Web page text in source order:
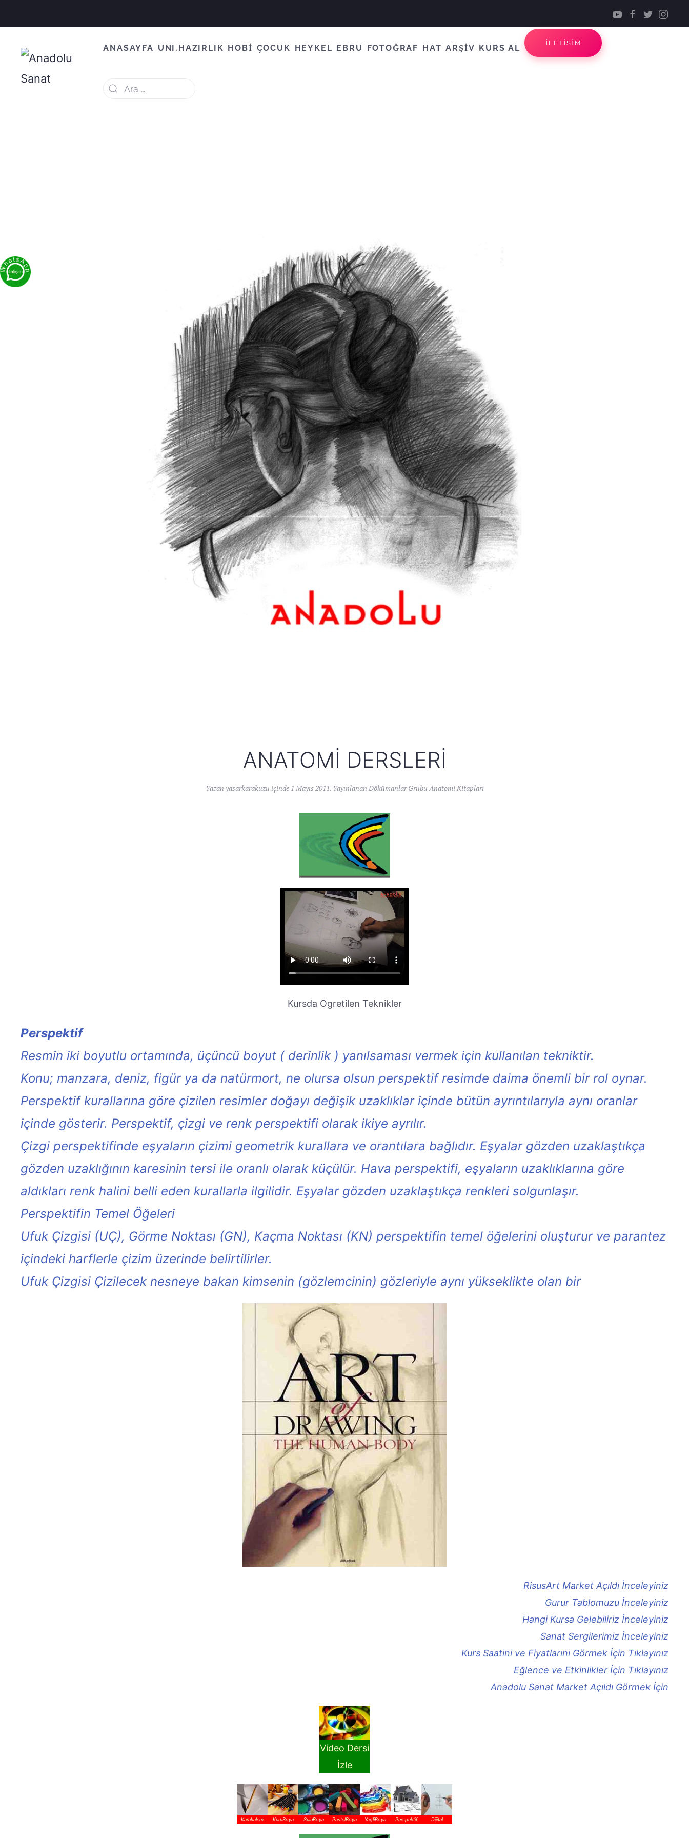
ANASAYFA UNI.HAZIRLIK HOBİ ÇOCUK HEYKEL EBRU FOTOĞRAF HAT ARŞİV KURS AL
İLETİSİM
ANATOMI DERSLERI
Yazan yasarkarakuzu içinde 1 Mayıs 2011. Yayınlanan Dökümanlar Grubu Anatomi Kitapları
Kursda Ogretilen Teknikler
Perspektif
Resmin iki boyutlu ortamında, üçüncü boyut ( derinlik ) yanılsaması vermek için kullanılan tekniktir.
Konu; manzara, deniz, figür ya da natürmort, ne olursa olsun perspektif resimde daima önemli bir rol oynar.
Perspektif kurallarına göre çizilen resimler doğayı değişik uzaklıklar içinde bütün ayrıntılarıyla aynı oranlar
içinde gösterir. Perspektif, çizgi ve renk perspektifi olarak ikiye ayrılır.
Çizgi perspektifinde eşyaların çizimi geometrik kurallara ve orantılara bağlıdır. Eşyalar gözden uzaklaştıkça
gözden uzaklığının karesinin tersi ile oranlı olarak küçülür. Hava perspektifi, eşyaların uzaklıklarına göre
aldıkları renk halini belli eden kurallarla ilgilidir. Eşyalar gözden uzaklaştıkça renkleri solgunlaşır.
Perspektifin Temel Öğeleri
Ufuk Çizgisi (UÇ), Görme Noktası (GN), Kaçma Noktası (KN) perspektifin temel öğelerini oluşturur ve parantez
içindeki harflerle çizim üzerinde belirtilirler.
Ufuk Çizgisi Çizilecek nesneye bakan kimsenin (gözlemcinin) gözleriyle aynı yükseklikte olan bir
RisusArt Market Açıldı İnceleyiniz
Gurur Tablomuzu İnceleyiniz
Hangi Kursa Gelebiliriz İnceleyiniz
Sanat Sergilerimiz İnceleyiniz
Kurs Saatini ve Fiyatlarını Görmek İçin Tıklayınız
Eğlence ve Etkinlikler İçin Tıklayınız
Anadolu Sanat Market Açıldı Görmek İçin
Video Dersi
İzle
Karakalem KuruBoya SuluBoya PastelBoya YagliBoya Perspektif Dijital